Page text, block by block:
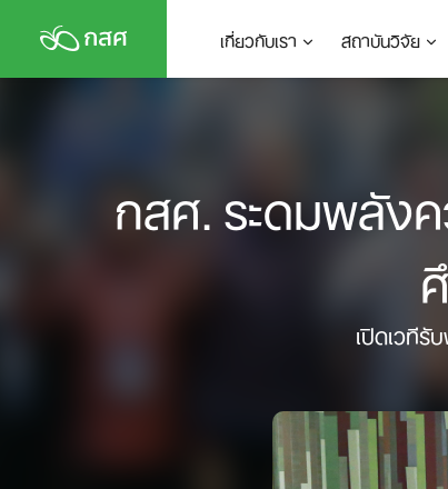
content
เกี่ยวกับเรา สถาบันวิจัย
กสศ. ระดมพลัง
เปิดเวที